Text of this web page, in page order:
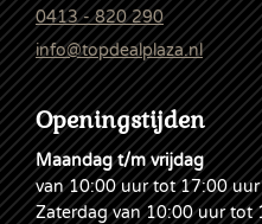
0413 - 820 290
info@topdealplaza.nl
Openingstijden
Maandag t/m vrijdag
van 10:00 uur tot 17:00 uur
Zaterdag van 10:00 uur tot